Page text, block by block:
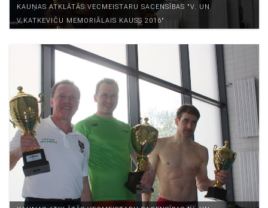
KAUŅAS ATKLĀTĀS VECMEISTARU SACENSĪBAS "V. UN
V.KATKEVIČU MEMORIĀLAIS KAUSS 2016"